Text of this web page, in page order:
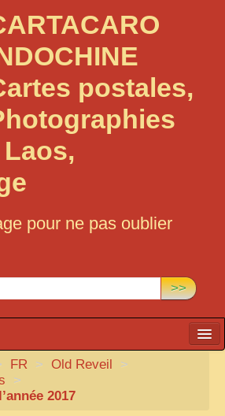
postales,
pour ne pas oublier
>>
FR > Old Reveil
>
>
2017